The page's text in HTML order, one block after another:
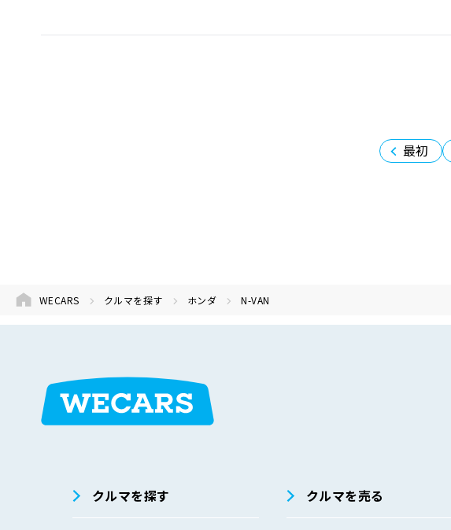
最初
WECARS クルマを探す ホンダ N-VAN
クルマを探す クルマを売る